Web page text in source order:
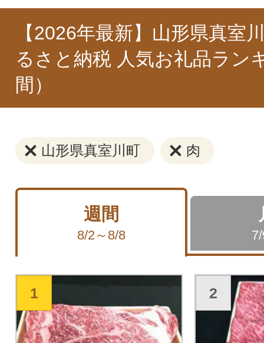
【2026年最新】山形県真室
るさと納税 人気お礼品ラン
間）
山形県真室川町 肉
週間
8/2～8/8
1 2